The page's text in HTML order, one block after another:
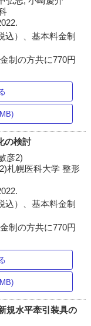
込）、基本料金制
制の方共に770円
の検討
彦2)
札幌医科大学 整形
込）、基本料金制
制の方共に770円
規水平牽引装具の